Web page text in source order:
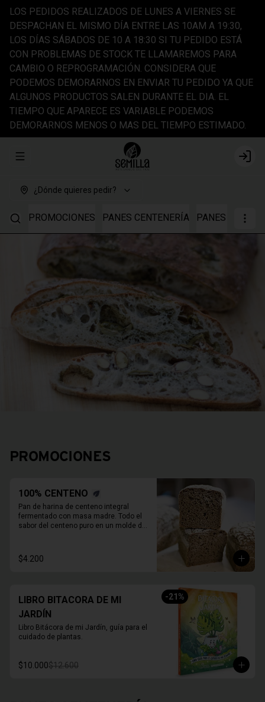
LOS PEDIDOS REALIZADOS DE LUNES A VIERNES SE
DESPACHAN EL MISMO DÍA ENTRE LAS 10AM A 19:30,
LOS DÍAS SÁBADOS DE 10 A 18:30 SI TU PEDIDO ESTÁ
CON PROBLEMAS DE STOCK TE LLAMAREMOS PARA
CAMBIO O REPROGRAMACIÓN. CONSIDERA QUE
PODEMOS DEMORARNOS EN ENVIAR TU PEDIDO YA QUE
ALGUNOS PRODUCTOS SALEN DURANTE EL DIA. EL
TIEMPO QUE APARECE ES VARIABLE PODEMOS
DEMORARNOS MENOS O MAS DEL TIEMPO ESTIMADO.
Abrir menu de navegación Login
¿Dónde quieres pedir?
PROMOCIONES PANES CENTENERÍA PANES TRIGO
PROMOCIONES
100% CENTENO
Pan de harina de centeno integral
fermentado con masa madre. Todo el
sabor del centeno puro en un molde de
En primavera verano REFRIGERAR
INMEDIATAMENTE.
$4.200
-21 %
LIBRO BITACORA DE MI
JARDÍN
Libro Bitácora de mi Jardín, guía para el
cuidado de plantas.
$10.000$12.600